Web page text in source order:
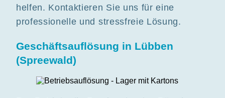
helfen. Kontaktieren Sie uns für eine
professionelle und stressfreie Lösung.
Geschäftsauflösung in Lübben
(Spreewald)